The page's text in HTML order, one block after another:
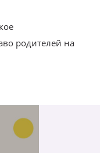
родителей на